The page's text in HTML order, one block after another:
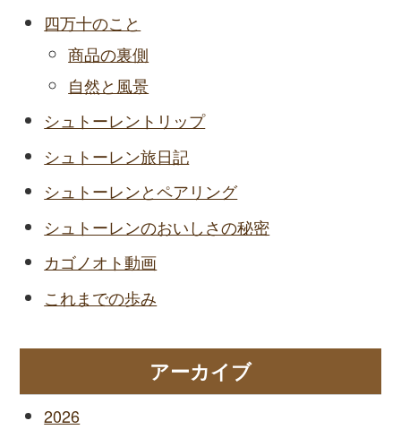
四万十のこと
商品の裏側
自然と風景
シュトーレントリップ
シュトーレン旅日記
シュトーレンとペアリング
シュトーレンのおいしさの秘密
カゴノオト動画
これまでの歩み
アーカイブ
2026